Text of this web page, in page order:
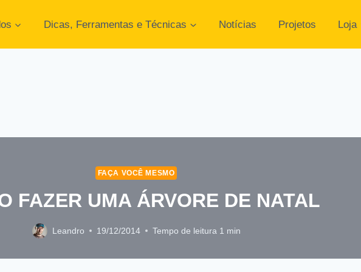
Dicas, Ferramentas e Técnicas Notícias Projetos Loja
FAÇA VOCÊ MESMO
FAZER UMA ÁRVORE DE NATAL
Leandro 19/12/2014 Tempo de leitura 1 min